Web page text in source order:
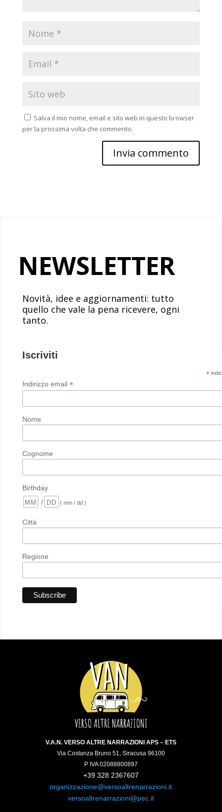
Salva il mio nome, email e sito web in questo browser
per la prossima volta che commento.
NEWSLETTER
Novità, idee e aggiornamenti: tutto
quello che vale la pena ricevere, ogni
tanto.
Iscriviti
*
Indirizzo email *
Nome
Cognome
Birthday
/
( mm / dd )
Città
Regione
V.A.N. VERSO ALTRE NARRAZIONI APS – ETS
Via Costanza Bruno 51, Siracusa 96100
P IVA 02088800897
+39 328 2367607
organizzazione@versoaltrenarrazioni.it
versoaltrenarrazioni@pec.it